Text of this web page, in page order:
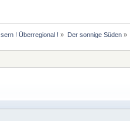
! Überregional ! » Der sonnige Süden»